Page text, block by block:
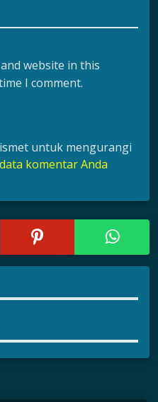
website in this
I comment.
untuk mengurangi
komentar Anda